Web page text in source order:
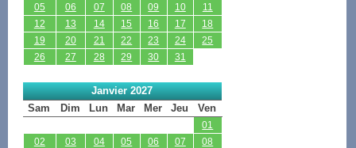
05
06 07 08 09 10
11
12
13 14 15 16 17
18
19
20 21 22 23 24
25
26
27 28 29 30 31
Janvier 2027
Sam
Dim Lun Mar Mer Jeu Ven
01
02
03 04 05 06 07
08